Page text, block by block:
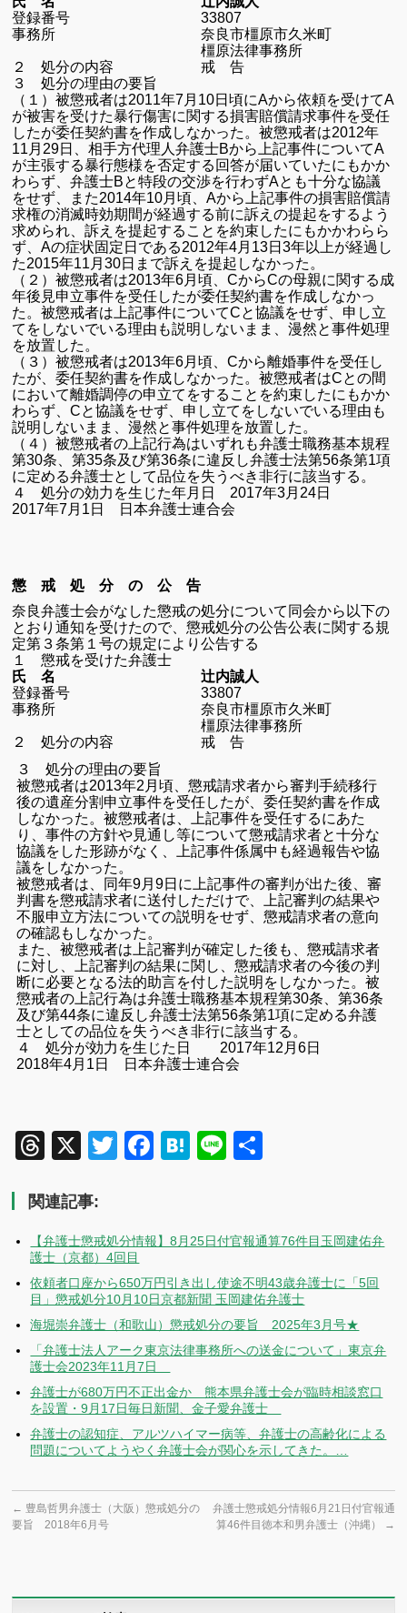
登録番号33807
事務所 奈良市橿原市久米町
橿原法律事務所
２ 処分の内容 戒 告
３ 処分の理由の要旨
（１）被懲戒者は2011年7月 10日頃にAから依頼を受けてA
が被害を受けた暴行傷害に関する損害賠償請求事件を受任
したが委任契約書を作成しなかった。被懲戒者は2012年
11 月 29日、相手方代理人弁護士Bから上記事件についてA
が主張する暴行態様を否定する回答が届いていたにもかか
わらず、弁護士Bと特段の交渉を行わずAとも十分な協議
をせず、また2014年10月頃、Aから上記事件の損害賠償請
求権の消滅時効期間が経過する前に訴えの提起をするよう
求められ、訴えを提起することを約束したにもかかわらら
ず、Aの症状固定日である2012年4月 13日3年以上が経過し
た2015年11 月30日まで訴えを提起しなかった。
（２）被懲戒者は2013年6月頃、CからCの母親に関する成
年後見申立事件を受任したが委任契約書を作成しなかっ
た。被懲戒者は上記事件についてCと協議をせず、申し立
てをしないでいる理由も説明しないまま、漫然と事件処理
を放置した。
（３）被懲戒者は2013年6月頃、Cから離婚事件を受任し
たが、委任契約書を作成しなかった。被懲戒者はCとの間
において離婚調停の申立てをすることを約束したにもかか
わらず、Cと協議をせず、申し立てをしないでいる理由も
説明しないまま、漫然と事件処理を放置した。
（４）被懲戒者の上記行為はいずれも弁護士職務基本規程
第30条、第35条及び第36条に違反し弁護士法第56条第1項
に定める弁護士として品位を失うべき非行に該当する。
４ 処分の効力を生じた年月日 2017年3月 24日
2017年7月 1 日 日本弁護士連合会
懲 戒 処 分 の 公 告
奈良弁護士会がなした懲戒の処分について同会から以下の
とおり通知を受けたので、懲戒処分の公告公表に関する規
定第３条第１号の規定により公告する
１ 懲戒を受けた弁護士
氏 名 辻内誠人
登録番号33807
事務所 奈良市橿原市久米町
橿原法律事務所
２ 処分の内容 戒 告
３ 処分の理由の要旨
被懲戒者は2013年2月頃、懲戒請求者から審判手続移行
後の遺産分割申立事件を受任したが、委任契約書を作成
しなかった。被懲戒者は、上記事件を受任するにあた
り、事件の方針や見通し等について懲戒請求者と十分な
協議をした形跡がなく、上記事件係属中も経過報告や協
議をしなかった。
被懲戒者は、同年9月9日に上記事件の審判が出た後、審
判書を懲戒請求者に送付しただけで、上記審判の結果や
不服申立方法についての説明をせず、懲戒請求者の意向
の確認もしなかった。
また、被懲戒者は上記審判が確定した後も、懲戒請求者
に対し、上記審判の結果に関し、懲戒請求者の今後の判
断に必要となる法的助言を付した説明をしなかった。被
懲戒者の上記行為は弁護士職務基本規程第30条、第36条
及び第44条に違反し弁護士法第56条第1項に定める弁護
士としての品位を失うべき非行に該当する。
４ 処分が効力を生じた日 2017年12月6日
2018年4月1日 日本弁護士連合会
Threads
X TwitterFacebook
Hatena
Line
関連記事:
【弁護士懲戒処分情報】8月25日付官報通算76件目玉岡建佑弁
護士（京都）4回目
依頼者口座から650万円引き出し使途不明43歳弁護士に「5回
目」懲戒処分10月10日京都新聞 玉岡建佑弁護士
海堀崇弁護士（和歌山）懲戒処分の要旨 2025年3月号★
「弁護士法人アーク東京法律事務所への送金について」東京弁
護士会2023年11月7日
弁護士が680万円不正出金か 熊本県弁護士会が臨時相談窓口
を設置・9月17日毎日新聞、金子愛弁護士
弁護士の認知症、アルツハイマー病等、弁護士の高齢化による
問題についてようやく弁護士会が関心を示してきた。…
← 豊島哲男弁護士（大阪）懲戒処分の
要旨 2018年6月号
弁護士懲戒処分情報6月21日付官報通
算46件目徳本和男弁護士（沖縄）
→